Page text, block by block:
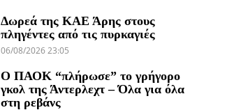
Δωρεά της ΚΑΕ Άρης στους
πληγέντες από τις πυρκαγιές
06/08/2026 23:05
Ο ΠΑΟΚ “πλήρωσε” το γρήγορο
γκολ της Άντερλεχτ – Όλα για όλα
στη ρεβάνς